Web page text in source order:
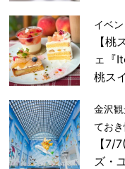
イベ
【
ェ『
桃ス
金沢
てお
【7/
ズ・